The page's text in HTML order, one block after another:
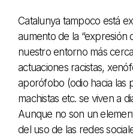
Catalunya tampoco está
aumento de la “expresión
nuestro entorno más
actuaciones racistas,
aporófobo (odio hacia las
machistas etc. se viven a
Aunque no son un
del uso de las redes